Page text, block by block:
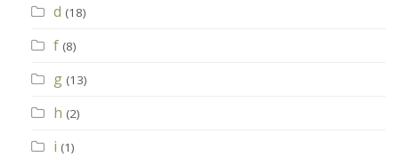
d (18)
f (8)
g (13)
h (2)
i (1)